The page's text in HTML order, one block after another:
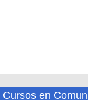
Cursos en